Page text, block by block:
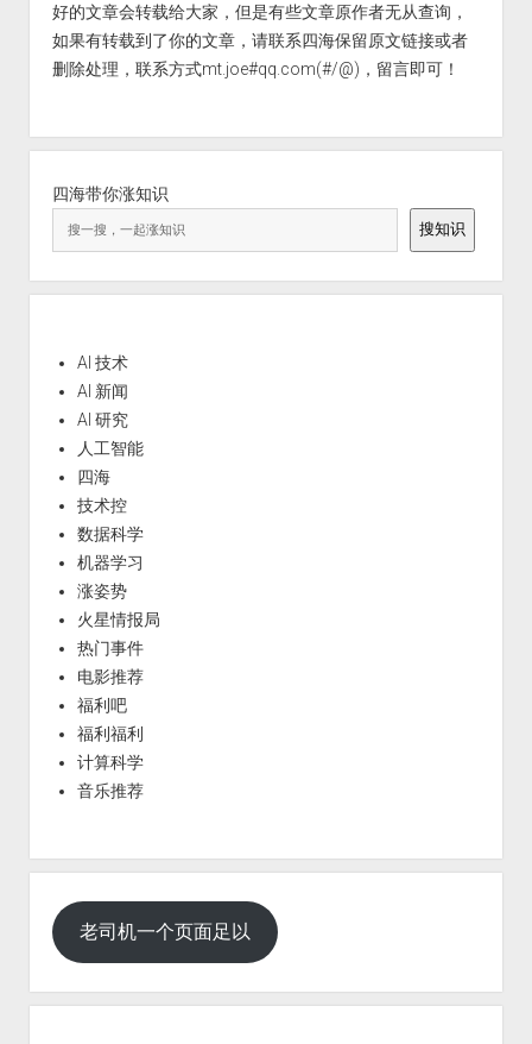
好的文章会转载给大家，但是有些文章原作者无从查询，
如果有转载到了你的文章，请联系四海保留原文链接或者
删除处理，联系方式mt.joe#qq.com(#/@)，留言即可！
四海带你涨知识
搜知识
AI 技术
AI 新闻
AI 研究
人工智能
四海
技术控
数据科学
机器学习
涨姿势
火星情报局
热门事件
电影推荐
福利吧
福利福利
计算科学
音乐推荐
老司机一个页面足以